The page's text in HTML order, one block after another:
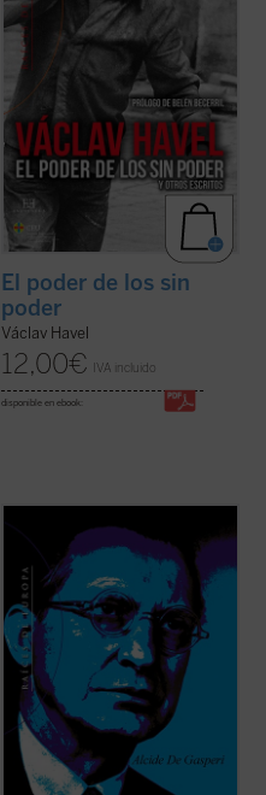
El poder de los sin
poder
Václav Havel
12,00€ IVA incluido
disponible en ebook:
de Alcide De Gasperi nos invita a
reflexionar sobre su herencia política, en
tantas ocasiones olvidada. Él inició y
recorrió en parte, junto con Schuman y
Adenauer, un camino hacia la unidad que
aún ... (ver ficha)